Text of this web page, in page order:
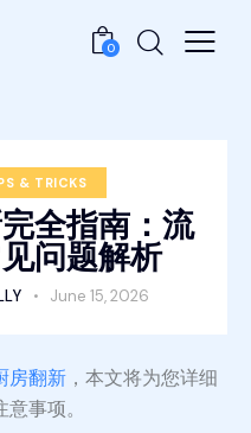
0
& TRICKS
全指南：流
问题解析
June 15, 2026
房翻新 ，本文将为您详细
事项。